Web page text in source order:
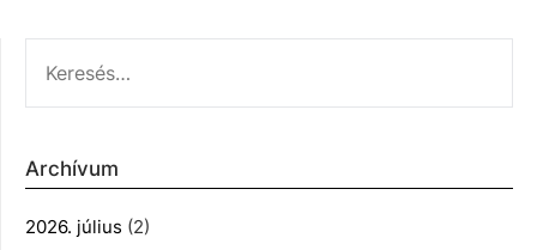
Archívum
2026. július (2)